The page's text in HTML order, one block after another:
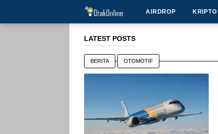
AIRDROP KRIPTO
LATEST POSTS
BERITA OTOMOTIF